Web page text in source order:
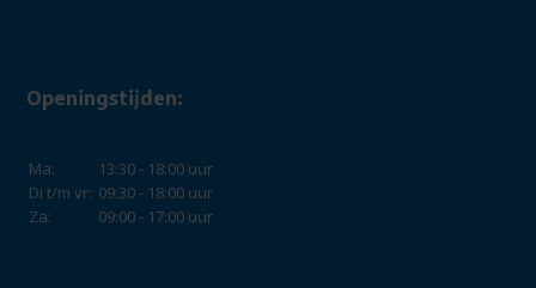
Openingstijden:
Ma:
13:30 - 18:00 uur
Di t/m vr: 09:30 - 18:00 uur
Za:
09:00 - 17:00 uur